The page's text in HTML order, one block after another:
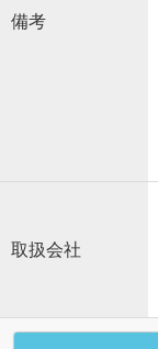
備考
取扱会社